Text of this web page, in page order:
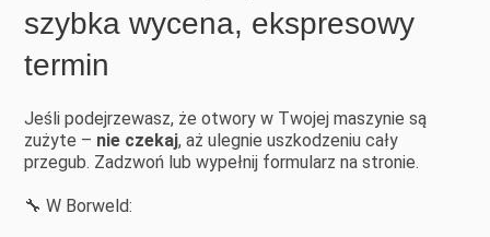
szybka wycena, ekspresowy
termin
Jeśli podejrzewasz, że otwory w Twojej maszynie są
zużyte – nie czekaj, aż ulegnie uszkodzeniu cały
przegub. Zadzwoń lub wypełnij formularz na stronie.
🔧 W Borweld: